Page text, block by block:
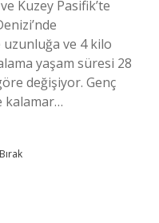
Kuzey Pasifik’te
uzunluğa ve 4 kilo
yaşam süresi 28
değişiyor. Genç
kalamar…